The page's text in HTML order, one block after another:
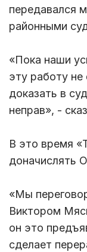
передавался
районными
«Пока наши
эту работу
доказать в
неправ», -
В это время
доначислять
«Мы
Виктором
он это
сделает